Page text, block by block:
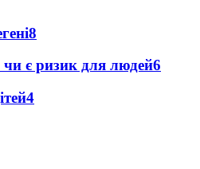
8
чи є ризик для людей6
4